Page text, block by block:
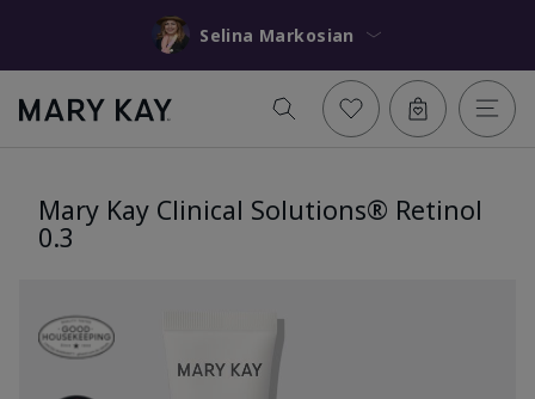
Selina Markosian
Mary Kay Clinical Solutions® Retinol
0.3